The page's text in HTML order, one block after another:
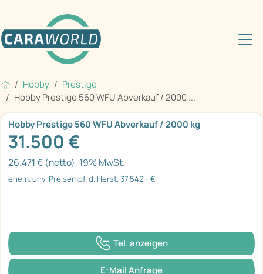
Hobby
Prestige
Hobby Prestige 560 WFU Abverkauf / 2000 ...
Hobby Prestige 560 WFU Abverkauf / 2000 kg
31.500 €
26.471 € (netto), 19% MwSt.
ehem. unv. Preisempf. d. Herst. 37.542,- €
Tel. anzeigen
E-Mail Anfrage